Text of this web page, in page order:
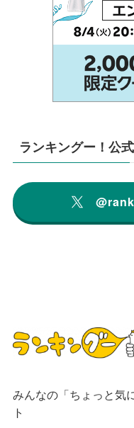
ランキングー！公
みんなの「ちょっと気
ト